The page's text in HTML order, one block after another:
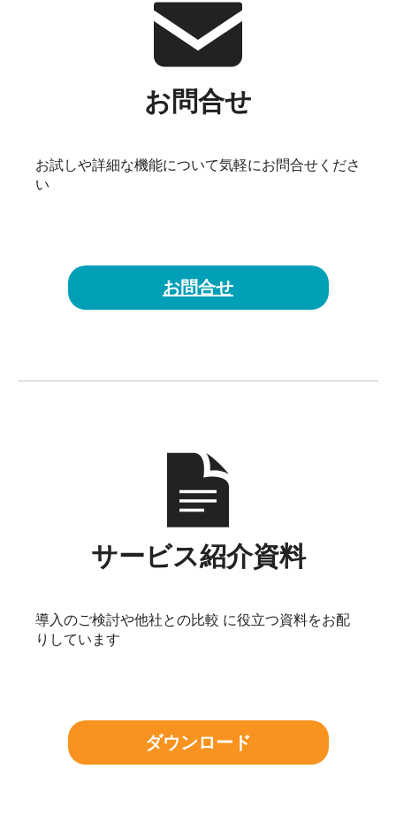
お問合せ
お試しや詳細な機能について気軽にお問合せくださ
い
お問合せ
サービス紹介資料
導入のご検討や他社との比較 に役立つ資料をお配
りしています
ダウンロード